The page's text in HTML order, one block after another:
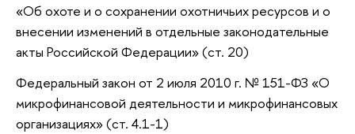
«Об охоте и о сохранении охотничьих ресурсов и о
внесении изменений в отдельные законодательные
акты Российской Федерации» (ст. 20)
Федеральный закон от 2 июля 2010 г. № 151-ФЗ «О
микрофинансовой деятельности и микрофинансовых
организациях» (ст. 4.1-1)